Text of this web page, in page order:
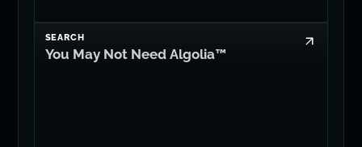
SEARCH
You May Not Need Algolia™